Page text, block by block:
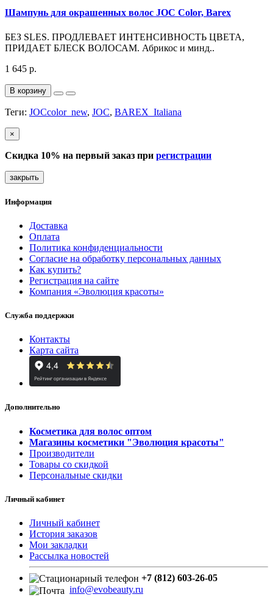
Шампунь для окрашенных волос JOC Color, Barex
БЕЗ SLES. ПРОДЛЕВАЕТ ИНТЕНСИВНОСТЬ ЦВЕТА,
ПРИДАЕТ БЛЕСК ВОЛОСАМ. Абрикос и минд..
1 645 р.
В корзину
Теги: JOCcolor_new, JOC, BAREX_Italiana
×
Скидка 10% на первый заказ при регистрации
закрыть
Информация
Доставка
Оплата
Политика конфиденциальности
Согласие на обработку персональных данных
Как купить?
Регистрация на сайте
Компания «Эволюция красоты»
Служба поддержки
Контакты
Карта сайта
Дополнительно
Косметика для волос оптом
Магазины косметики "Эволюция красоты"
Производители
Товары со скидкой
Персональные скидки
Личный кабинет
Личный кабинет
История заказов
Мои закладки
Рассылка новостей
+7 (812) 603-26-05
info@evobeauty.ru